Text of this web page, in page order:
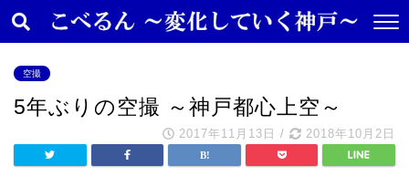
空撮
5年ぶりの空撮 ～神戸都心上空～
2017年11月13日 / 2018年10月2日